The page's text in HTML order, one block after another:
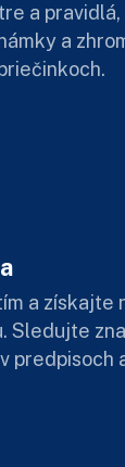
a
a
a získajte
Sledujte
predpisoch